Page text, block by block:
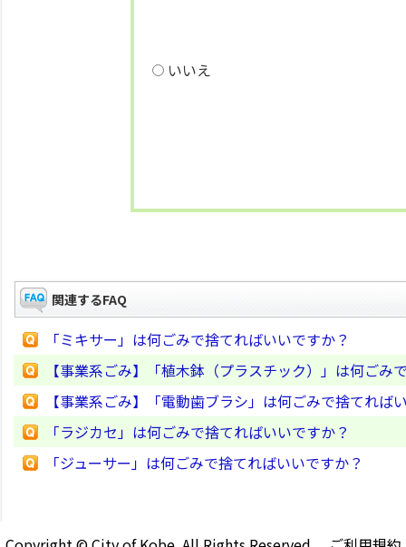
いいえ
関連するFAQ
「ミキサー」は何ごみで捨てればいいですか？
【事業系ごみ】「植木鉢（プラスチック）」は何ごみ
【事業系ごみ】「電動歯ブラシ」は何ごみで捨てれば
「ラジカセ」は何ごみで捨てればいいですか？
「ジューサー」は何ごみで捨てればいいですか？